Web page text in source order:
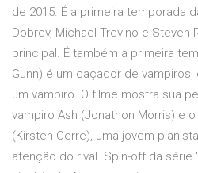
de 2015. É a primeira temporada
Dobrev, Michael Trevino e Steven
principal. É também a primeira
Gunn) é um caçador de
um vampiro. O filme mostra sua
vampiro Ash (Jonathon Morris) e
(Kirsten Cerre), uma jovem
atenção do rival. Spin-off da